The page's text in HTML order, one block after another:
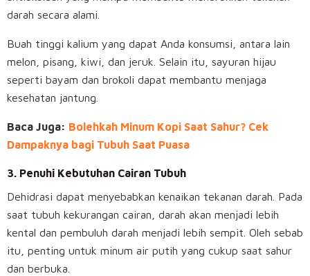
darah secara alami.
Buah tinggi kalium yang dapat Anda konsumsi, antara lain
melon, pisang, kiwi, dan jeruk. Selain itu, sayuran hijau
seperti bayam dan brokoli dapat membantu menjaga
kesehatan jantung.
Baca Juga: Bolehkah Minum Kopi Saat Sahur? Cek
Dampaknya bagi Tubuh Saat Puasa
3. Penuhi Kebutuhan Cairan Tubuh
Dehidrasi dapat menyebabkan kenaikan tekanan darah. Pada
saat tubuh kekurangan cairan, darah akan menjadi lebih
kental dan pembuluh darah menjadi lebih sempit. Oleh sebab
itu, penting untuk minum air putih yang cukup saat sahur
dan berbuka.